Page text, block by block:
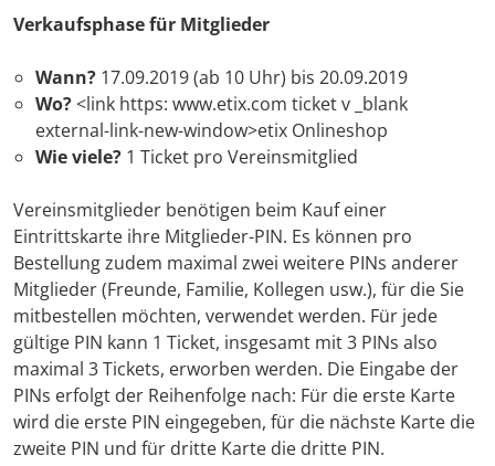
Verkaufsphase für Mitglieder
Wann? 17.09.2019 (ab 10 Uhr) bis 20.09.2019
Wo?<link https: www.etix.com ticket v _blank
external-link-new-window>etix Onlineshop
Wie viele? 1 Ticket pro Vereinsmitglied
Vereinsmitglieder benötigen beim Kauf einer
Eintrittskarte ihre Mitglieder-PIN. Es können pro
Bestellung zudem maximal zwei weitere PINs anderer
Mitglieder (Freunde, Familie, Kollegen usw.), für die Sie
mitbestellen möchten, verwendet werden. Für jede
gültige PIN kann 1 Ticket, insgesamt mit 3 PINs also
maximal 3 Tickets, erworben werden. Die Eingabe der
PINs erfolgt der Reihenfolge nach: Für die erste Karte
wird die erste PIN eingegeben, für die nächste Karte die
zweite PIN und für dritte Karte die dritte PIN.